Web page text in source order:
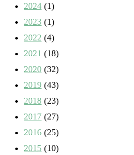
2024 (1)
2023 (1)
2022 (4)
2021 (18)
2020 (32)
2019 (43)
2018 (23)
2017 (27)
2016 (25)
2015 (10)